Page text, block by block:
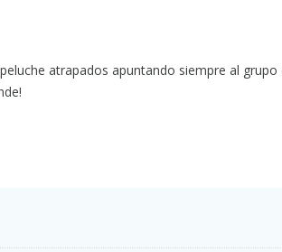
atrapados apuntando siempre al grupo